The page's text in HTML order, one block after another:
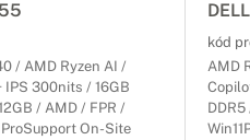
/ AMD Ryzen AI /
IPS 300nits / 16GB
/ AMD / FPR /
On-Site
kód
AMD